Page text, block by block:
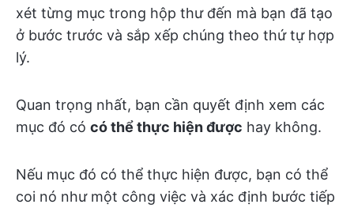
xét từng mục trong hộp thư đến mà bạn đã tạo
ở bước trước và sắp xếp chúng theo thứ tự hợp
lý.
Quan trọng nhất, bạn cần quyết định xem các
mục đó có có thể thực hiện được hay không.
Nếu mục đó có thể thực hiện được, bạn có thể
coi nó như một công việc và xác định bước tiếp